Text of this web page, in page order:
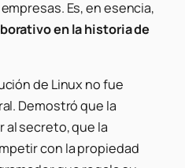
Es, en esencia,
en la historia de
de Linux no fue
Demostró que la
al secreto, que la
con la propiedad